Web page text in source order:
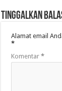
Tinggalkan
Alamat email
*
Komentar*